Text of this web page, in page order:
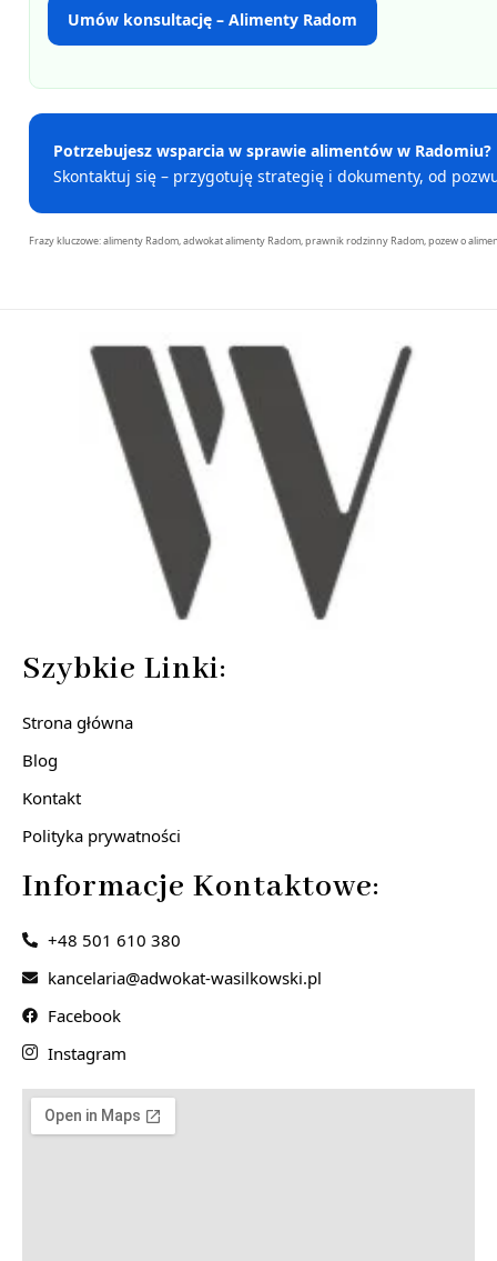
Umów konsultację – Alimenty Radom
Potrzebujesz wsparcia w sprawie alimentów w Radomiu?
Skontaktuj się – przygotuję strategię i dokumenty, od
Frazy kluczowe: alimenty Radom, adwokat alimenty Radom, prawnik rodzinny Radom, pozew o
Szybkie Linki:
Strona główna
Blog
Kontakt
Polityka prywatności
Informacje Kontaktowe:
+48 501 610 380
kancelaria@adwokat-wasilkowski.pl
Facebook
Instagram